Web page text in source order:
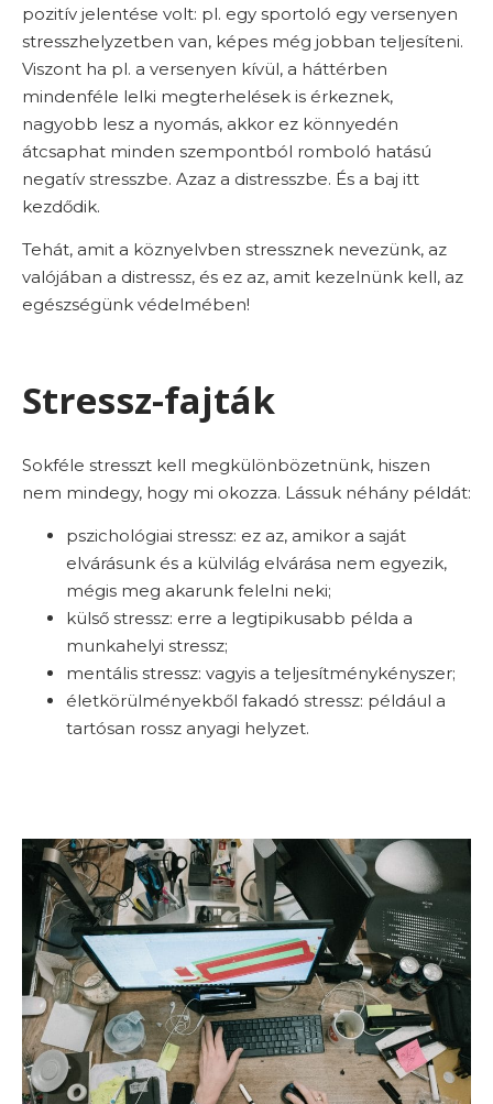
pozitív jelentése volt: pl. egy sportoló egy versenyen
stresszhelyzetben van, képes még jobban teljesíteni.
Viszont ha pl. a versenyen kívül, a háttérben
mindenféle lelki megterhelések is érkeznek,
nagyobb lesz a nyomás, akkor ez könnyedén
átcsaphat minden szempontból romboló hatású
negatív stresszbe. Azaz a distresszbe. És a baj itt
kezdődik.
Tehát, amit a köznyelvben stressznek nevezünk, az
valójában a distressz, és ez az, amit kezelnünk kell, az
egészségünk védelmében!
Stressz-fajták
Sokféle stresszt kell megkülönbözetnünk, hiszen
nem mindegy, hogy mi okozza. Lássuk néhány példát:
pszichológiai stressz: ez az, amikor a saját
elvárásunk és a külvilág elvárása nem egyezik,
mégis meg akarunk felelni neki;
külső stressz: erre a legtipikusabb példa a
munkahelyi stressz;
mentális stressz: vagyis a teljesítménykényszer;
életkörülményekből fakadó stressz: például a
tartósan rossz anyagi helyzet.